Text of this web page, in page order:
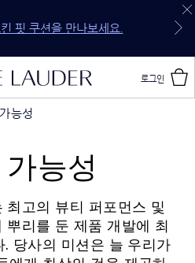
(할인 코드: WELCOME*)
글로우 오일을 만나보세요.
핏 쿠션을 만나보세요.
요.
3종 기프트 세트 증정
4종 기프트 세트 증정
젬스톤 글로우 립스틱 케이
로그인
능성
능성
고의 뷰티 퍼포먼스 및
뿌리를 둔 제품 개발에 최
당사의 미션은 늘 우리가